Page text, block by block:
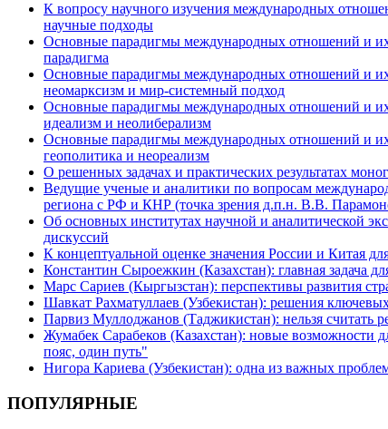
К вопросу научного изучения международных
научные подходы
Основные парадигмы международных отношений и их
парадигма
Основные парадигмы международных отношений и их
неомарксизм и мир-системный подход
Основные парадигмы международных отношений и их
идеализм и неолиберализм
Основные парадигмы международных отношений и их
геополитика и неореализм
О решенных задачах и практических результатах
Ведущие ученые и аналитики по вопросам
региона с РФ и КНР (точка зрения д.п.н. В.В.
Об основных институтах научной и аналитической
дискуссий
К концептуальной оценке значения России и Китая
Константин Сыроежкин (Казахстан): главная задача
Марс Сариев (Кыргызстан): перспективы развития
Шавкат Рахматуллаев (Узбекистан): решения
Парвиз Муллоджанов (Таджикистан): нельзя
Жумабек Сарабеков (Казахстан): новые возможности
пояс, один путь"
Нигора Кариева (Узбекистан): одна из важных
ПОПУЛЯРНЫЕ